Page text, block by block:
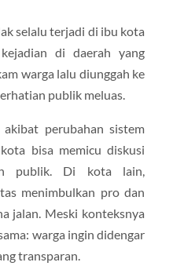
selalu terjadi di ibu kota
di daerah yang
warga lalu diunggah ke
publik meluas.
perubahan sistem
bisa memicu diskusi
publik. Di kota lain,
menimbulkan pro dan
jalan. Meski konteksnya
warga ingin didengar
transparan.